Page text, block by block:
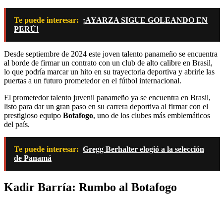
Te puede interesar: ¡AYARZA SIGUE GOLEANDO EN
PERÚ!
Desde septiembre de 2024 este joven talento panameño se encuentra
al borde de firmar un contrato con un club de alto calibre en Brasil,
lo que podría marcar un hito en su trayectoria deportiva y abrirle las
puertas a un futuro prometedor en el fútbol internacional.
El prometedor talento juvenil panameño ya se encuentra en Brasil,
listo para dar un gran paso en su carrera deportiva al firmar con el
prestigioso equipo Botafogo, uno de los clubes más emblemáticos
del país.
Te puede interesar: Gregg Berhalter elogió a la selección
de Panamá
Kadir Barría: Rumbo al Botafogo